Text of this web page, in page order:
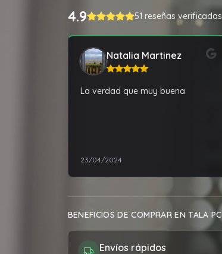
4.9 51 reseñas verificadas
Natalia Martinez
La verdad que muy buena
23/04/2024
BENEFICIOS DE COMPRAR EN TALA PC
Envíos rápidos